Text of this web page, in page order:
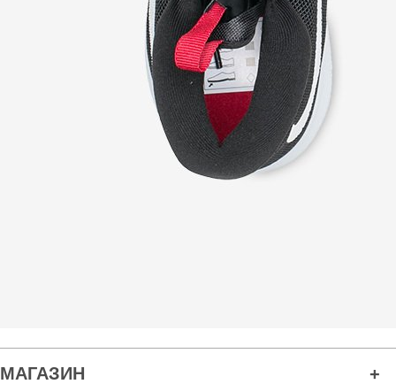
МАГАЗИН